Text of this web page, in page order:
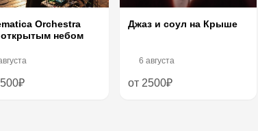
Orchestra
небом
Джаз и соул на Крыше
6 августа
от 2500₽